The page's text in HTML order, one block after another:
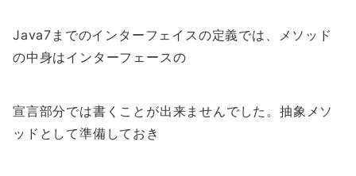
Java7までのインターフェイスの定義では、メソッド
の中身はインターフェースの
宣言部分では書くことが出来ませんでした。抽象メソ
ッドとして準備しておき